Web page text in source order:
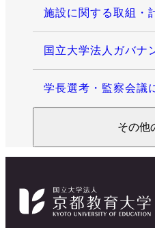
施設に関する取組・
国立大学法人ガバナ
学長選考・監察会議
その他